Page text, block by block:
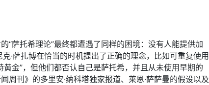
“萨托希理论”最终都遭遇了同样的困境：没有人能提供加
克·萨扎博在恰当的时机提出了正确的理念，比如可重复使用
黄金”，但他们都否认自己是萨托希，并且从未使用早期的
周刊》的多里安·纳科塔独家报道、莱恩·萨萨曼的假设以及